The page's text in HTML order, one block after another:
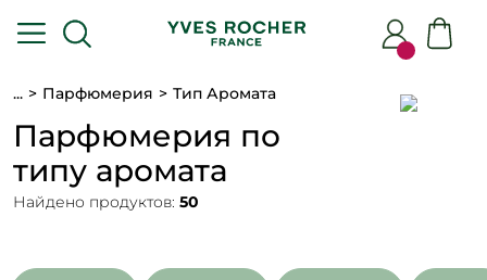
... Парфюмерия Тип Аромата
Парфюмерия по
типу аромата
Найдено продуктов: 50